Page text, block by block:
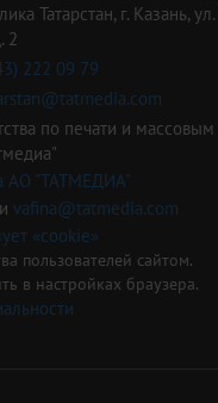
Татарстан, г. Казань, ул.
2
222 09 79
по печати и массовым
АО "ТАТМЕДИА"
vafina@tatmedia.com
«cookie»
пользователей сайтом.
в настройках браузера.